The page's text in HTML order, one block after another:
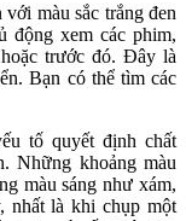
màu sắc trắng đen
động xem các phim,
trước đó. Đây là
Bạn có thể tìm các
tố quyết định chất
Những khoảng màu
màu sáng như xám,
nhất là khi chụp một